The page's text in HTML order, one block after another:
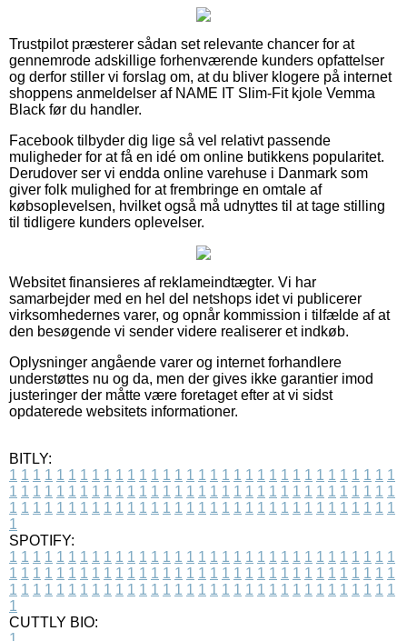
Trustpilot præsterer sådan set relevante chancer for at
gennemrode adskillige forhenværende kunders opfattelser
og derfor stiller vi forslag om, at du bliver klogere på internet
shoppens anmeldelser af NAME IT Slim-Fit kjole Vemma
Black før du handler.
Facebook tilbyder dig lige så vel relativt passende
muligheder for at få en idé om online butikkens popularitet.
Derudover ser vi endda online varehuse i Danmark som
giver folk mulighed for at frembringe en omtale af
købsoplevelsen, hvilket også må udnyttes til at tage stilling
til tidligere kunders oplevelser.
Websitet finansieres af reklameindtægter. Vi har
samarbejder med en hel del netshops idet vi publicerer
virksomhedernes varer, og opnår kommission i tilfælde af at
den besøgende vi sender videre realiserer et indkøb.
Oplysninger angående varer og internet forhandlere
understøttes nu og da, men der gives ikke garantier imod
justeringer der måtte være foretaget efter at vi sidst
opdaterede websitets informationer.
BITLY:
1 1 1 1 1 1 1 1 1 1 1 1 1 1 1 1 1 1 1 1 1 1 1 1 1 1 1 1 1 1 1 1 1
1 1 1 1 1 1 1 1 1 1 1 1 1 1 1 1 1 1 1 1 1 1 1 1 1 1 1 1 1 1 1 1 1
1 1 1 1 1 1 1 1 1 1 1 1 1 1 1 1 1 1 1 1 1 1 1 1 1 1 1 1 1 1 1 1 1
1
SPOTIFY:
1 1 1 1 1 1 1 1 1 1 1 1 1 1 1 1 1 1 1 1 1 1 1 1 1 1 1 1 1 1 1 1 1
1 1 1 1 1 1 1 1 1 1 1 1 1 1 1 1 1 1 1 1 1 1 1 1 1 1 1 1 1 1 1 1 1
1 1 1 1 1 1 1 1 1 1 1 1 1 1 1 1 1 1 1 1 1 1 1 1 1 1 1 1 1 1 1 1 1
1
CUTTLY BIO: